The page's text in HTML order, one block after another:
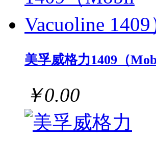
美孚威格力1409（
￥0.00